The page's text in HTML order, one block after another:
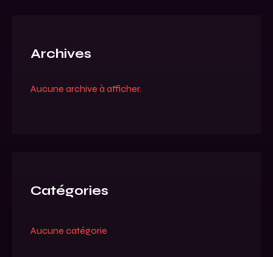
Archives
Aucune archive à afficher.
Catégories
Aucune catégorie